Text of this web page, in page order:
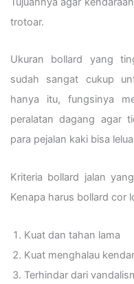
trotoar.
Ukuran bollard yang
sudah sangat cukup
hanya itu, fungsinya
peralatan dagang agar
para pejalan kaki bisa
Kriteria bollard jalan
Kenapa harus bollard cor
Kuat dan tahan lama
Kuat menghalau
Terhindar dari